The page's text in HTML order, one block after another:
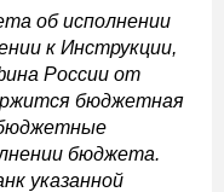
об исполнении
к Инструкции,
России от
бюджетная
бюджета.
указанной